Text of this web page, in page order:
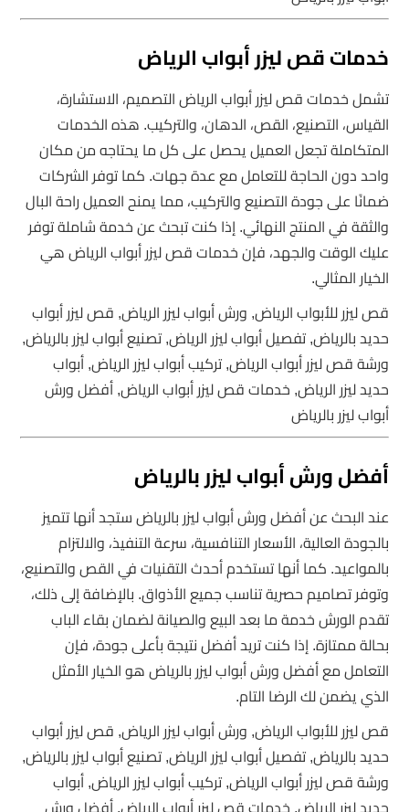
خدمات قص ليزر أبواب الرياض
تشمل خدمات قص ليزر أبواب الرياض التصميم، الاستشارة،
القياس، التصنيع، القص، الدهان، والتركيب. هذه الخدمات
المتكاملة تجعل العميل يحصل على كل ما يحتاجه من مكان
واحد دون الحاجة للتعامل مع عدة جهات. كما توفر الشركات
ضمانًا على جودة التصنيع والتركيب، مما يمنح العميل راحة البال
والثقة في المنتج النهائي. إذا كنت تبحث عن خدمة شاملة توفر
عليك الوقت والجهد، فإن خدمات قص ليزر أبواب الرياض هي
الخيار المثالي.
قص ليزر للأبواب الرياض, ورش أبواب ليزر الرياض, قص ليزر أبواب
حديد بالرياض, تفصيل أبواب ليزر الرياض, تصنيع أبواب ليزر بالرياض,
ورشة قص ليزر أبواب الرياض, تركيب أبواب ليزر الرياض, أبواب
حديد ليزر الرياض, خدمات قص ليزر أبواب الرياض, أفضل ورش
أبواب ليزر بالرياض
أفضل ورش أبواب ليزر بالرياض
عند البحث عن أفضل ورش أبواب ليزر بالرياض ستجد أنها تتميز
بالجودة العالية، الأسعار التنافسية، سرعة التنفيذ، والالتزام
بالمواعيد. كما أنها تستخدم أحدث التقنيات في القص والتصنيع،
وتوفر تصاميم حصرية تناسب جميع الأذواق. بالإضافة إلى ذلك،
تقدم الورش خدمة ما بعد البيع والصيانة لضمان بقاء الباب
بحالة ممتازة. إذا كنت تريد أفضل نتيجة بأعلى جودة، فإن
التعامل مع أفضل ورش أبواب ليزر بالرياض هو الخيار الأمثل
الذي يضمن لك الرضا التام.
قص ليزر للأبواب الرياض, ورش أبواب ليزر الرياض, قص ليزر أبواب
حديد بالرياض, تفصيل أبواب ليزر الرياض, تصنيع أبواب ليزر بالرياض,
ورشة قص ليزر أبواب الرياض, تركيب أبواب ليزر الرياض, أبواب